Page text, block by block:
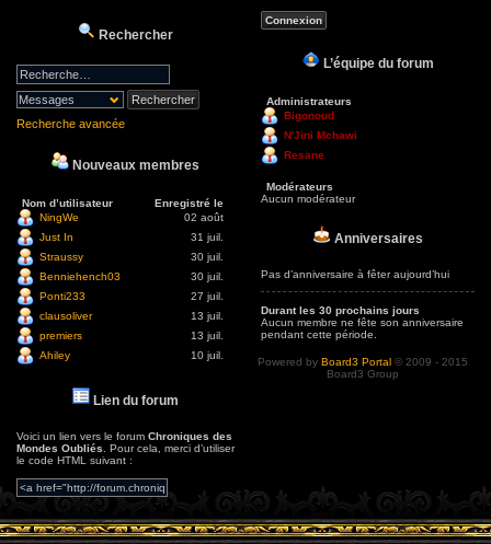
Rechercher
Recherche avancée
Nouveaux membres
Nom d’utilisateur
Enregistré le
NingWe
02 août
Just In
31 juil.
Straussy
30 juil.
Benniehench03
30 juil.
Ponti233
27 juil.
clausoliver
13 juil.
premiers
13 juil.
Ahiley
10 juil.
Lien du forum
Voici un lien vers le forum Chroniques des
Mondes Oubliés . Pour cela, merci d’utiliser
le code HTML suivant :
L’équipe du forum
Administrateurs
Bigonoud
N'Jini Mchawi
Resane
Modérateurs
Aucun modérateur
Anniversaires
Pas d’anniversaire à fêter aujourd’hui
Durant les 30 prochains jours
Aucun membre ne fête son anniversaire
pendant cette période.
Powered by Board3 Portal © 2009 - 2015
Board3 Group